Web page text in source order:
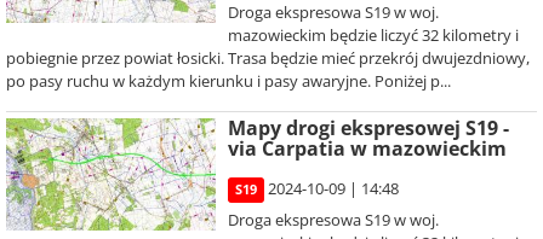
Droga ekspresowa S19 w woj.
mazowieckim będzie liczyć 32 kilometry i
pobiegnie przez powiat łosicki. Trasa będzie mieć przekrój dwujezdniowy,
po pasy ruchu w każdym kierunku i pasy awaryjne. Poniżej p...
Mapy drogi ekspresowej S19 -
via Carpatia w mazowieckim
S19
2024-10-09 | 14:48
Droga ekspresowa S19 w woj.